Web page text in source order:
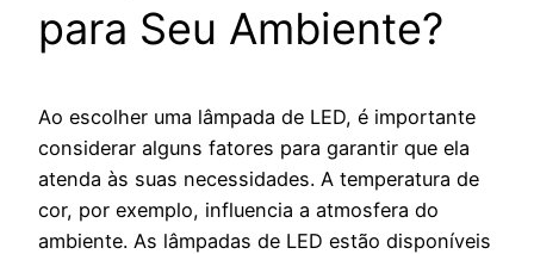
para Seu Ambiente?
Ao escolher uma lâmpada de LED, é importante
considerar alguns fatores para garantir que ela
atenda às suas necessidades. A temperatura de
cor, por exemplo, influencia a atmosfera do
ambiente. As lâmpadas de LED estão disponíveis